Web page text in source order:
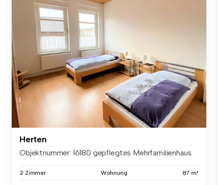
Herten
Objektnummer: 16180 gepflegtes Mehrfamilienhaus
2 Zimmer Wohnung 87 m²